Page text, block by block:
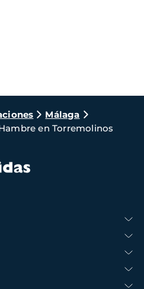
Málaga
en Torremolinos